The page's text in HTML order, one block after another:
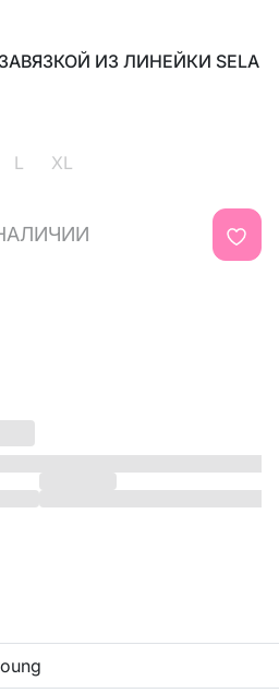
ИЗ ЛИНЕЙКИ SELA
L XL